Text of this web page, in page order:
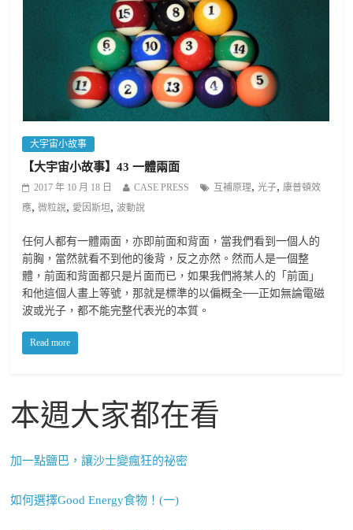
大宇宙小故事
【大宇宙小故事】43 一體兩面
2017 年 10 月 18 日 CASE PRESS 互補原理,光子, 康普頓效
應,微粒說, 愛因斯坦,波動說
任何人都有一體兩面，亦即前面和背面，當我們看到一個人的
前胸，當然就看不到他的後背，反之亦然。然而人是一個整
體，前面和背面都只是片面而已，如果我們將某人的「前面」
和他這個人畫上等號，那就是標準的以偏概全──正如無論電磁
波或光子，都不能完整代表光的本質。
Read more
本週大家都在看
加一點鹽巴，讓沙士變瘋狂的祕密
如何選擇Good Energy食物！(一)